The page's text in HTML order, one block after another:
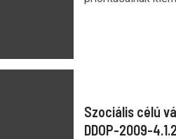
Szociális célú
DDOP-2009-